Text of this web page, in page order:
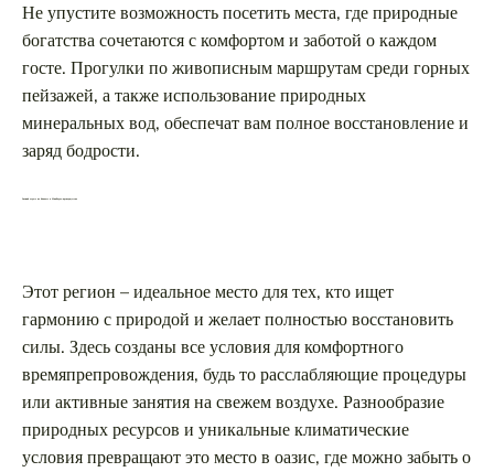
Не упустите возможность посетить места, где природные
богатства сочетаются с комфортом и заботой о каждом
госте. Прогулки по живописным маршрутам среди горных
пейзажей, а также использование природных
минеральных вод, обеспечат вам полное восстановление и
заряд бодрости.
Зимний отдых на Кавказе в МинВодах: преимущества
Этот регион – идеальное место для тех, кто ищет
гармонию с природой и желает полностью восстановить
силы. Здесь созданы все условия для комфортного
времяпрепровождения, будь то расслабляющие процедуры
или активные занятия на свежем воздухе. Разнообразие
природных ресурсов и уникальные климатические
условия превращают это место в оазис, где можно забыть о